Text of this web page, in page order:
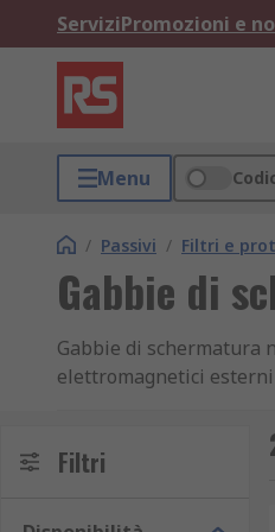
ServiziPromozioni e
Menu
/ Passivi / Filtri e
Gabbie di
Gabbie di schermatura
elettromagnetici
La gabbia di faraday
EMI, oltre a proteggere
Filtri